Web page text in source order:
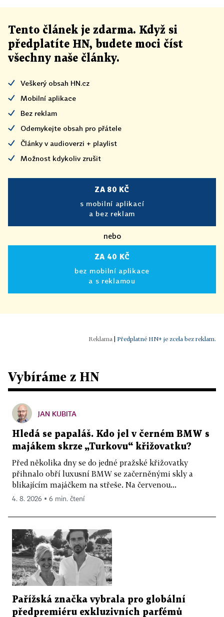
Tento článek je zdarma. Když si
předplatíte HN, budete moci číst
všechny naše články.
Veškerý obsah HN.cz
Mobilní aplikace
Bez reklam
Odemykejte obsah pro přátele
Články v audioverzi + playlist
Možnost kdykoliv zrušit
ZA 80 KČ
s mobilní aplikací
a bez reklam
nebo
ZA 40 KČ
bez mobilní aplikace
a s reklamou
Předplatné HN+ je zcela bez reklam.
Vybíráme z HN
JAN KUBITA
Hledá se papaláš. Kdo jel v černém BMW s
majákem skrze „Turkovu“ křižovatku?
Před několika dny se do jedné pražské křižovatky
přihnalo obří luxusní BMW se začerněnými skly a
blikajícím majáčkem na střeše. Na červenou...
4. 8. 2026 ▪ 6 min. čtení
Pařížská značka vybrala pro globální
předpremiéru exkluzivních parfémů